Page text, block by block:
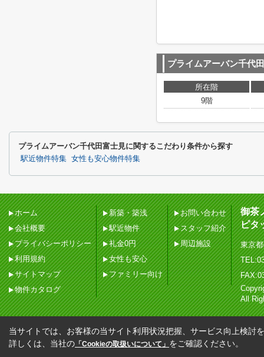
プライムアーバン千代
所在階
9階
プライムアーバン千代田富士見に関するこだわり条件から探す
駅近物件特集 女性も安心物件特集
ホーム
会社概要
プライバシーポリシー
利用規約
サイトマップ
物件カタログ
新築・築浅
駅近物件
礼金0円
女性も安心
ファミリー向け
お問い合わせ
スタッフ紹介
周辺施設
御茶
ピタ
東京
All
当サイトでは、お客様の当サイト利用状況把握、サービス向上検討
詳しくは、当社の 「Cookieの取扱いについて」 をご確認ください。